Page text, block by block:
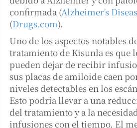
confirmada​ (Alzheimer's
(Drugs.com)​.
Uno de los aspectos notables
tratamiento de Kisunla es que
pueden dejar de recibir
sus placas de amiloide caen
niveles detectables en los
Esto podría llevar a una
del tratamiento y a la
infusiones con el tiempo. El